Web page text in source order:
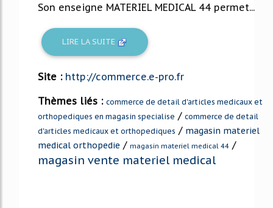
Son enseigne MATERIEL MEDICAL 44 permet...
LIRE LA SUITE
Site : http://commerce.e-pro.fr
Thèmes liés : commerce de detail d'articles medicaux et
orthopediques en magasin specialise / commerce de detail
d'articles medicaux et orthopediques / magasin materiel
medical orthopedie / magasin materiel medical 44 /
magasin vente materiel medical